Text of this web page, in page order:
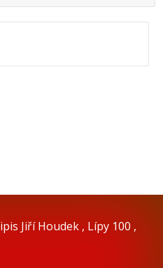
Jiří Houdek , Lípy 100 ,